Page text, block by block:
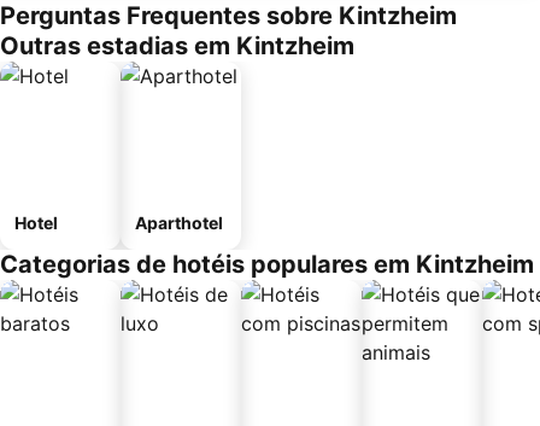
Perguntas Frequentes sobre Kintzheim
Outras estadias em Kintzheim
Hotel Aparthotel
Categorias de hotéis populares em Kintzheim